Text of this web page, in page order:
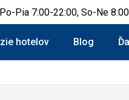
Po-Pia 7:00-22:00, So-Ne
hotelov Blog